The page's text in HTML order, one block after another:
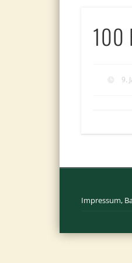
100
9.
Impressum,